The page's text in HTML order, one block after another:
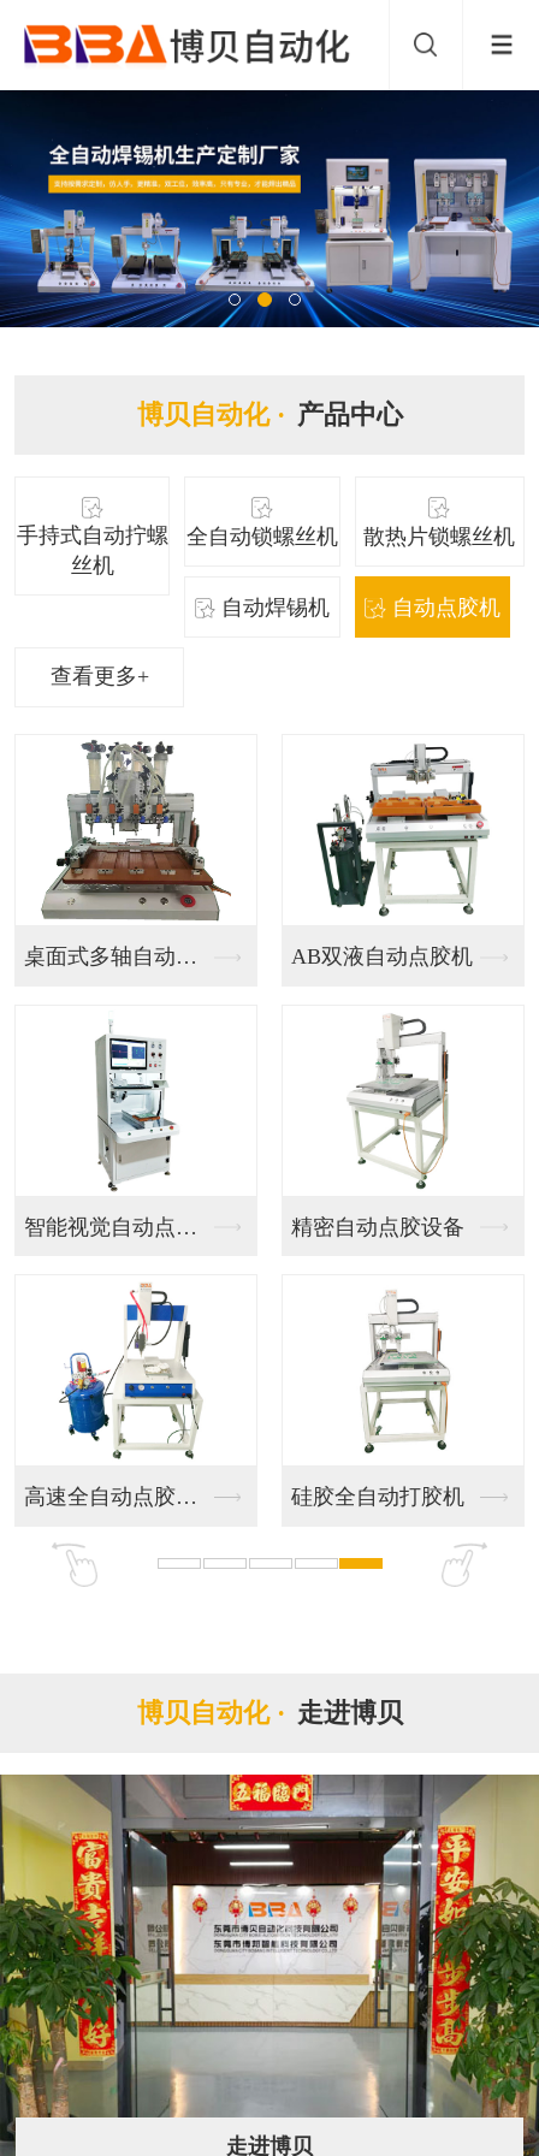
博贝自动化 · 产品中心
手持式自动拧螺
丝机
全自动锁螺丝机 散热片锁螺丝机
自动焊锡机 自动点胶机
查看更多+
桌面式多轴自动点胶机 AB双液自动点胶机
智能视觉自动点胶机器... 精密自动点胶设备
高速全自动点胶设备 硅胶全自动打胶机
博贝自动化 · 走进博贝
走进博贝